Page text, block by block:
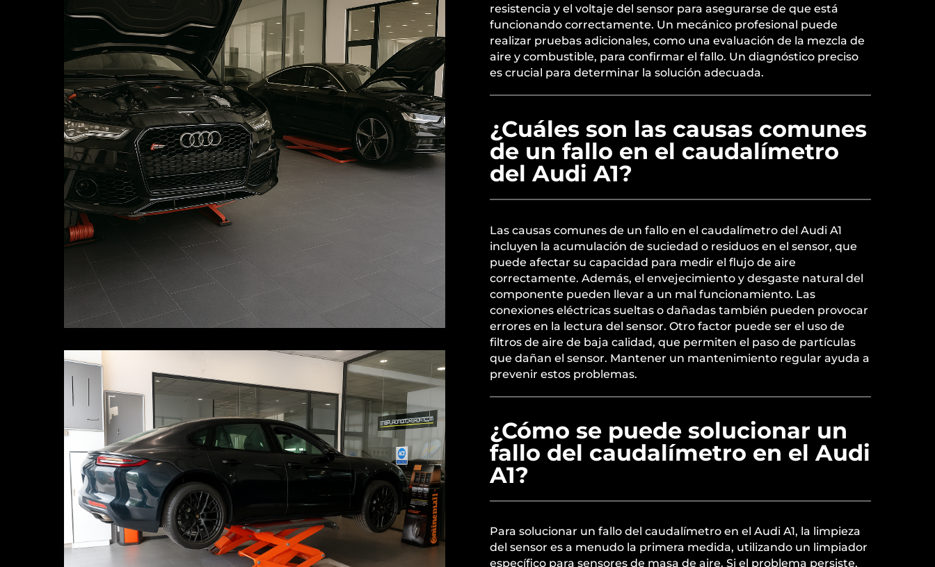
resistencia y el voltaje del sensor para asegurarse de que está
funcionando correctamente. Un mecánico profesional puede
realizar pruebas adicionales, como una evaluación de la mezcla de
aire y combustible, para confirmar el fallo. Un diagnóstico preciso
es crucial para determinar la solución adecuada.
¿Cuáles son las causas comunes
de un fallo en el caudalímetro
del Audi A1?
Las causas comunes de un fallo en el caudalímetro del Audi A1
incluyen la acumulación de suciedad o residuos en el sensor, que
puede afectar su capacidad para medir el flujo de aire
correctamente. Además, el envejecimiento y desgaste natural del
componente pueden llevar a un mal funcionamiento. Las
conexiones eléctricas sueltas o dañadas también pueden provocar
errores en la lectura del sensor. Otro factor puede ser el uso de
filtros de aire de baja calidad, que permiten el paso de partículas
que dañan el sensor. Mantener un mantenimiento regular ayuda a
prevenir estos problemas.
¿Cómo se puede solucionar un
fallo del caudalímetro en el Audi
A1?
Para solucionar un fallo del caudalímetro en el Audi A1, la limpieza
del sensor es a menudo la primera medida, utilizando un limpiador
específico para sensores de masa de aire. Si el problema persiste,